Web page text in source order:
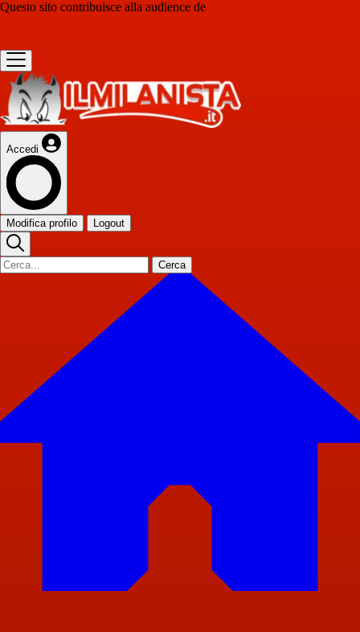
Questo sito contribuisce alla audience de
Accedi
Modifica profilo Logout
Cerca